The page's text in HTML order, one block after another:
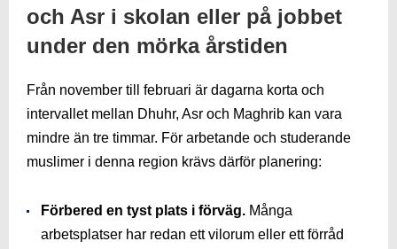
och Asr i skolan eller på jobbet
under den mörka årstiden
Från november till februari är dagarna korta och
intervallet mellan Dhuhr, Asr och Maghrib kan vara
mindre än tre timmar. För arbetande och studerande
muslimer i denna region krävs därför planering:
Förbered en tyst plats i förväg. Många
arbetsplatser har redan ett vilorum eller ett förråd